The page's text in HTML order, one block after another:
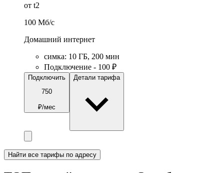
от t2
100 Мб/c
Домашний интернет
симка: 10 ГБ, 200 мин
Подключение - 100 ₽
Подключить
750
₽/мес
Детали тарифа
Найти все тарифы по адресу